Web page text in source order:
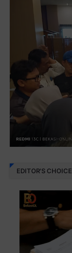
EDITOR'S CHOICE